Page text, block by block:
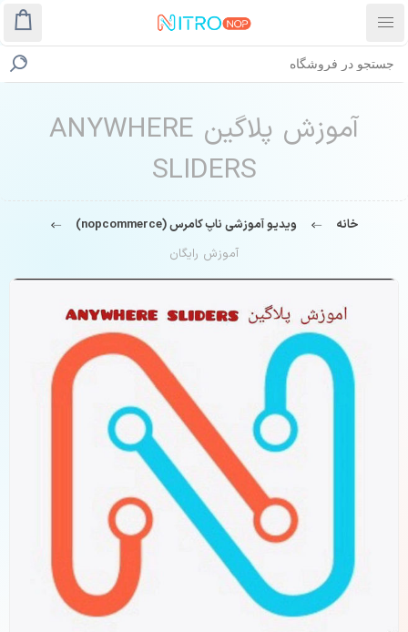
آموزش پلاگین ANYWHERE
SLIDERS
خانه
ویدیو آموزشی ناپ کامرس (nopcommerce)
آموزش رایگان